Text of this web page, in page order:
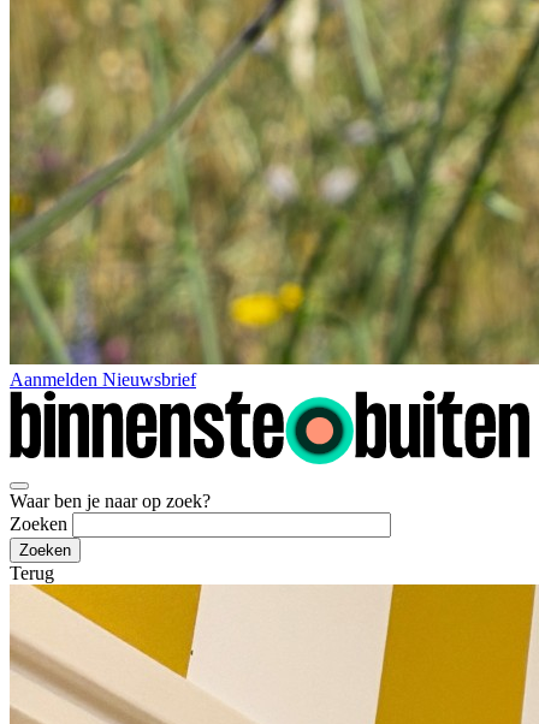
Aanmelden Nieuwsbrief
Waar ben je naar op zoek?
Zoeken
Terug